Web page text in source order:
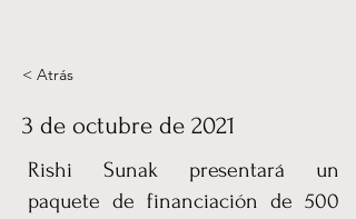
< Atrás
3 de octubre de 2021
Rishi Sunak presentará un
paquete de financiación de 500